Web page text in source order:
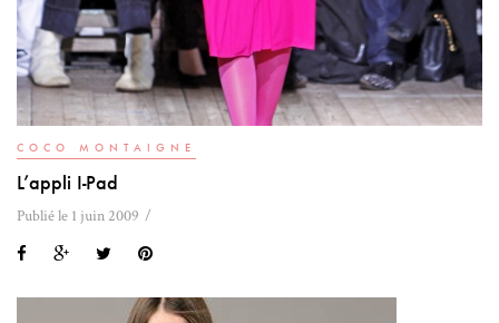
COCO MONTAIGNE
L’appli I-Pad
Publié le 1 juin 2009